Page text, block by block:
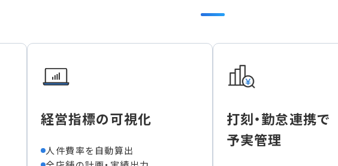
経営指標の可視化
人件費率を自動算出
打刻・勤怠連携で
予実管理